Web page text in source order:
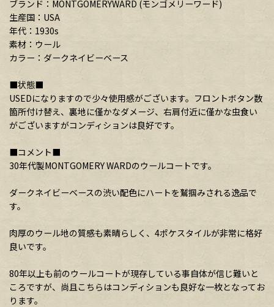
ブランド：MONTGOMERYWARD (モンゴメリーワード)
生産国：USA
年代：1930s
素材：ウール
カラー：ダークネイビーベース
■状態■
USEDになりますので少々使用感がございます。フロントボタン数
箇所付け替え、裏地に僅かなダメージ、右肩付近に僅かな虫食い
がございますがコンディションは良好です。
■コメント■
30年代製MONTGOMERY WARDのウールコートです。
ダークネイビーベースの渋い配色にハートを鷲掴みされる逸品で
す。
肉厚のウール地の質感も素晴らしく、4ポケスタイルが非常に格好
良いです。
80年以上も前のウールコートが現存している事自体が信じ難いと
ころですが、尚且こちらはコンディションも良好な一枚となってお
ります。